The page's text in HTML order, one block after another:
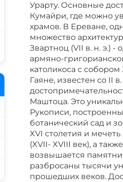
Урарту. Основные
Кумайри, где можно
храмов. В Ереване,
множество
Звартноц (VII в. н. э.)
армяно-
католикоса с
Гаяне, известен со II
Маштоца. Это
Рукописи,
ботанический сад и
XVI столетия и
(XVII- XVIII век), а
возвышается
разбросаны тысячи
прошедших веков.